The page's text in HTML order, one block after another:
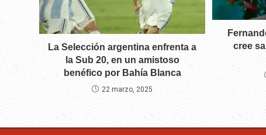
La Selección argentina enfrenta a
la Sub 20, en un amistoso
benéfico por Bahía Blanca
22 marzo, 2025
cree